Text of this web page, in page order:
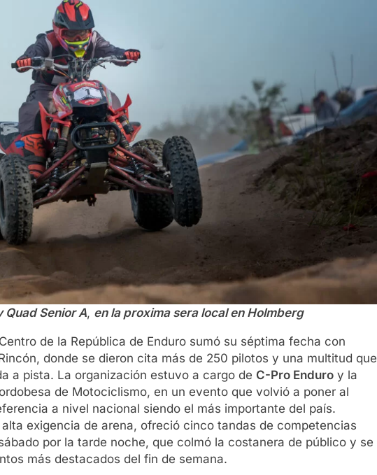
Quad Senior A, en la proxima sera local en Holmberg
de la República de Enduro sumó su séptima fecha con
donde se dieron cita más de 250 pilotos y una multitud que
a pista. La organización estuvo a cargo de C-Pro Enduro y la
de Motociclismo, en un evento que volvió a poner al
a nivel nacional siendo el más importante del país.
exigencia de arena, ofreció cinco tandas de competencias
por la tarde noche, que colmó la costanera de público y se
más destacados del fin de semana.